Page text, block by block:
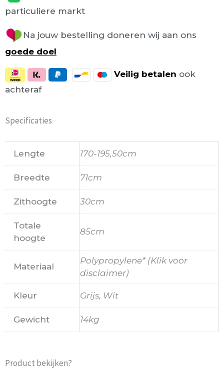
particuliere markt
Na jouw bestelling doneren wij aan ons
goede doel
Veilig betalen ook
achteraf
Specificaties
Lengte 170-195,50cm
Breedte 71cm
Zithoogte 30cm
Totale
hoogte
85cm
Materiaal
Polypropylene* (Klik voor
disclaimer)
Kleur Grijs, Wit
Gewicht 14kg
Product bekijken?